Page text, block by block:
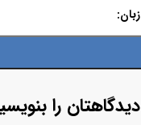
زبان:
دیدگاهتان را